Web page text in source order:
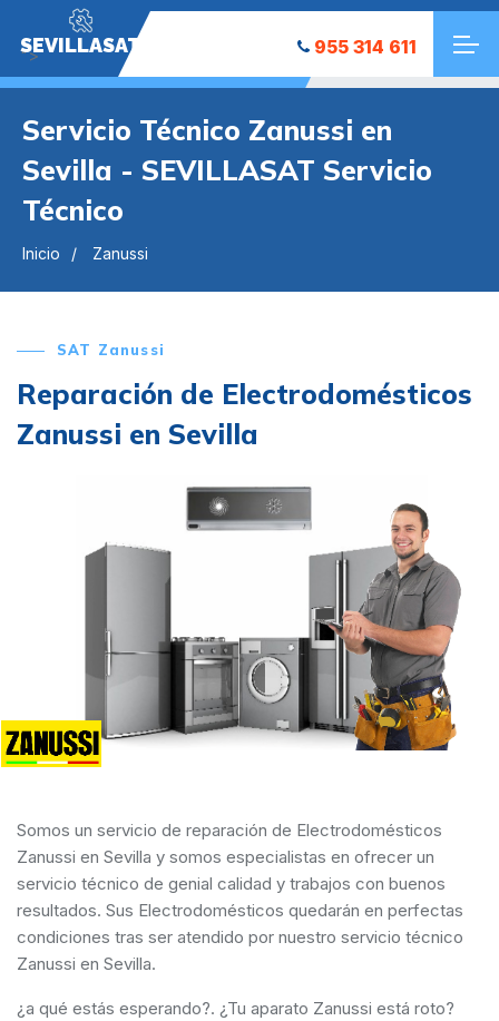
SEVILLASAT
"> 955 314 611
Servicio Técnico Zanussi en
Sevilla - SEVILLASAT Servicio
Técnico
Inicio Zanussi
SAT Zanussi
Reparación de Electrodomésticos
Zanussi en Sevilla
Somos un servicio de reparación de Electrodomésticos
Zanussi en Sevilla y somos especialistas en ofrecer un
servicio técnico de genial calidad y trabajos con buenos
resultados. Sus Electrodomésticos quedarán en perfectas
condiciones tras ser atendido por nuestro servicio técnico
Zanussi en Sevilla.
¿a qué estás esperando?. ¿Tu aparato Zanussi está roto?